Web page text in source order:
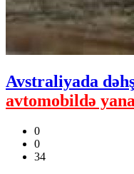
Avstraliyada
avtomobildə
0
0
34